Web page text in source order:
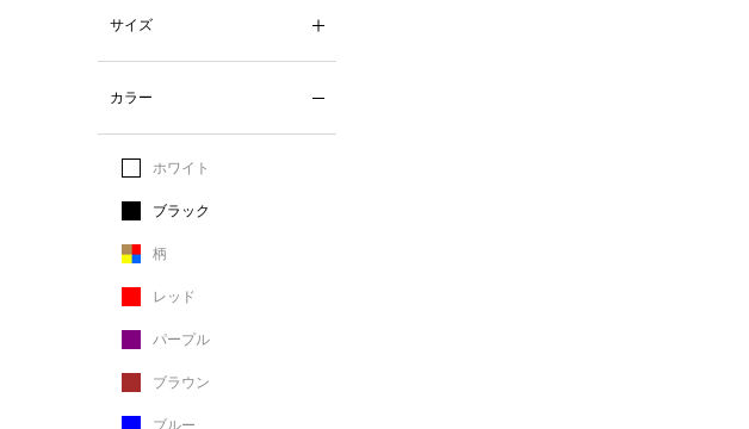
サイズ
カラー
ホワイト
ブラック
柄
レッド
パープル
ブラウン
ブルー